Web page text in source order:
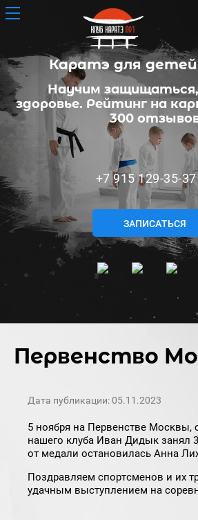
+7 915 129-35-37
Каратэ для
Научим
здоровье. Рейтинг на
300
ЗАПИСАТЬСЯ
Первенство
Дата публикации: 05.11.2023
5 ноября на Первенстве Москвы,
нашего клуба Иван Дидык занял
от медали остановилась Анна
Поздравляем спортсменов и их
удачным выступлением на